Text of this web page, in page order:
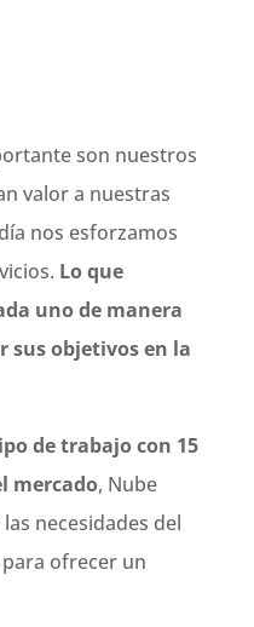
son nuestros
valor a nuestras
nos esforzamos
Lo que
uno de manera
sus objetivos en la
de trabajo con 15
mercado, Nube
necesidades del
ofrecer un